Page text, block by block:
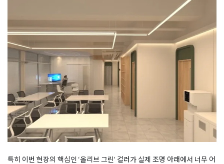
특히 이번 현장의 핵심인 ‘올리브 그린’ 컬러가 실제 조명 아래에서 너무 어